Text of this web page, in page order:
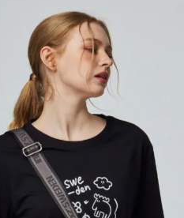
之契約關係目的，商店將以您的個人
台灣大哥大進項蒐集、處理及利用，
料之確認、核對及更正。
：
https://oppay.tw/userRule
」之結帳頁面顯示為準，若有關於
相關疑問，請聯繫「AFTEE先享後付
support/home
之「AFTEE先享後付」服務完成之交
資料，並將交易相關給付款項請求債
下網址：
理人或監護人之同意方可使用
者引起之損失，本公司不負相關責
依據個別帳號之用戶狀況，依本公司即
即日起不提供京站紙袋，取件時
場詢問